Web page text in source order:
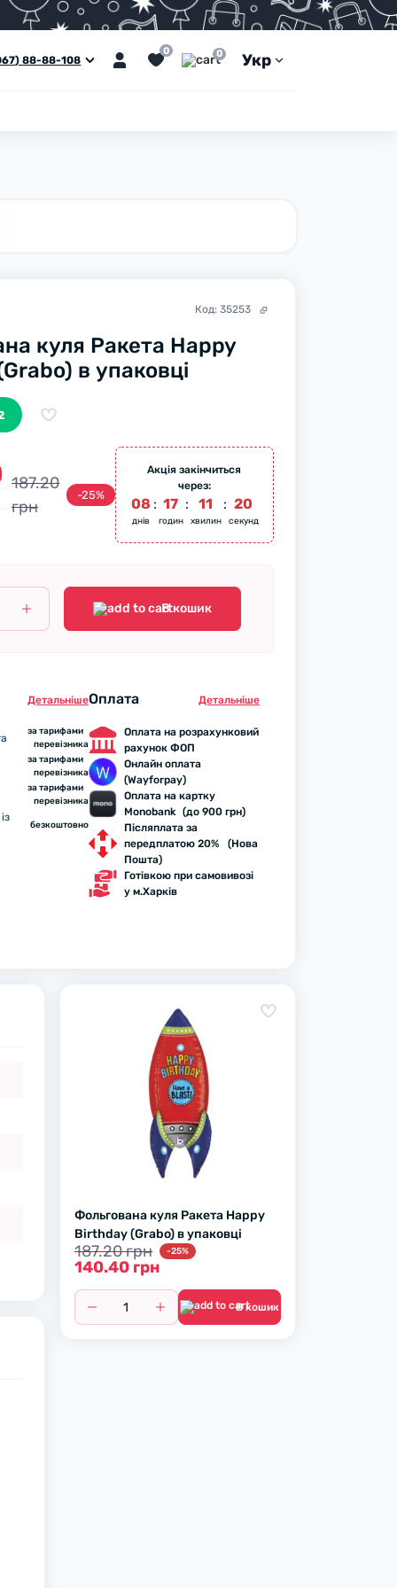
88-88-108
0 0 Укр
Код: 35253
куля Ракета Happy
в упаковці
187.20
грн
-25%
Акція закінчиться
через:
08
днів
: 17
годин
: 11
хвилин
: 19
секунд
В кошик
Детальнiше
за тарифами
перевізника
за тарифами
перевізника
за тарифами
перевізника
безкоштовно
Оплата Детальнiше
Оплата на розрахунковий
рахунок ФОП
Онлайн оплата
(Wayforpay)
Оплата на картку
Monobank (до 900 грн)
Післяплата за
передплатою 20% (Нова
Пошта)
Готівкою при самовивозі
у м.Харків
Фольгована куля Ракета Happy
Birthday (Grabo) в упаковці
187.20 грн -25%
140.40 грн
В кошик